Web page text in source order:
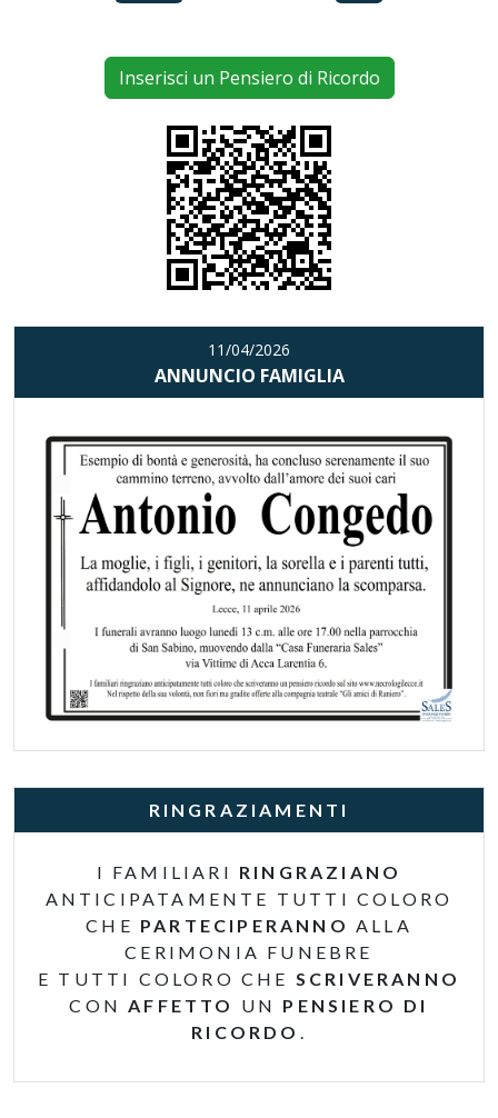
Inserisci un Pensiero di Ricordo
11/04/2026
ANNUNCIO FAMIGLIA
RINGRAZIAMENTI
I FAMILIARI RINGRAZIANO
ANTICIPATAMENTE TUTTI COLORO
CHE PARTECIPERANNO ALLA
CERIMONIA FUNEBRE
E TUTTI COLORO CHE SCRIVERANNO
CONAFFETTO UN PENSIERO DI
RICORDO .